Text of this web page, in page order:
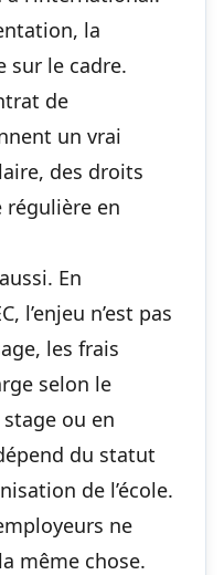
la
sur le cadre.
de
un vrai
des droits
régulière en
En
l’enjeu n’est pas
les frais
selon le
ou en
du statut
de l’école.
ne
même chose.